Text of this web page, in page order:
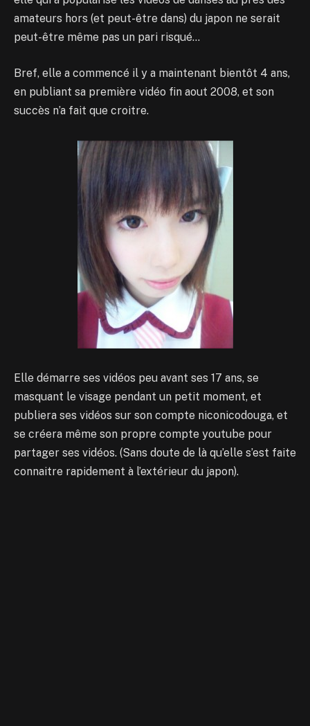
amateurs hors (et peut-être dans) du japon ne serait
peut-être même pas un pari risqué…
Bref, elle a commencé il y a maintenant bientôt 4 ans,
en publiant sa première vidéo fin aout 2008, et son
succès n’a fait que croitre.
Elle démarre ses vidéos peu avant ses 17 ans, se
masquant le visage pendant un petit moment, et
publiera ses vidéos sur son compte niconicodouga, et
se créera même son propre compte youtube pour
partager ses vidéos. (Sans doute de là qu’elle s’est faite
connaitre rapidement à l’extérieur du japon).